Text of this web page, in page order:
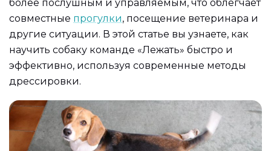
более послушным и управляемым, что облегчает
совместные прогулки, посещение ветеринара и
другие ситуации. В этой статье вы узнаете, как
научить собаку команде «Лежать» быстро и
эффективно, используя современные методы
дрессировки.